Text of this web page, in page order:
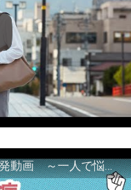
「ギャンブル等依存症対策啓発動画 ～一人で悩まず、家族で悩まず、まず！相談機関へ～」